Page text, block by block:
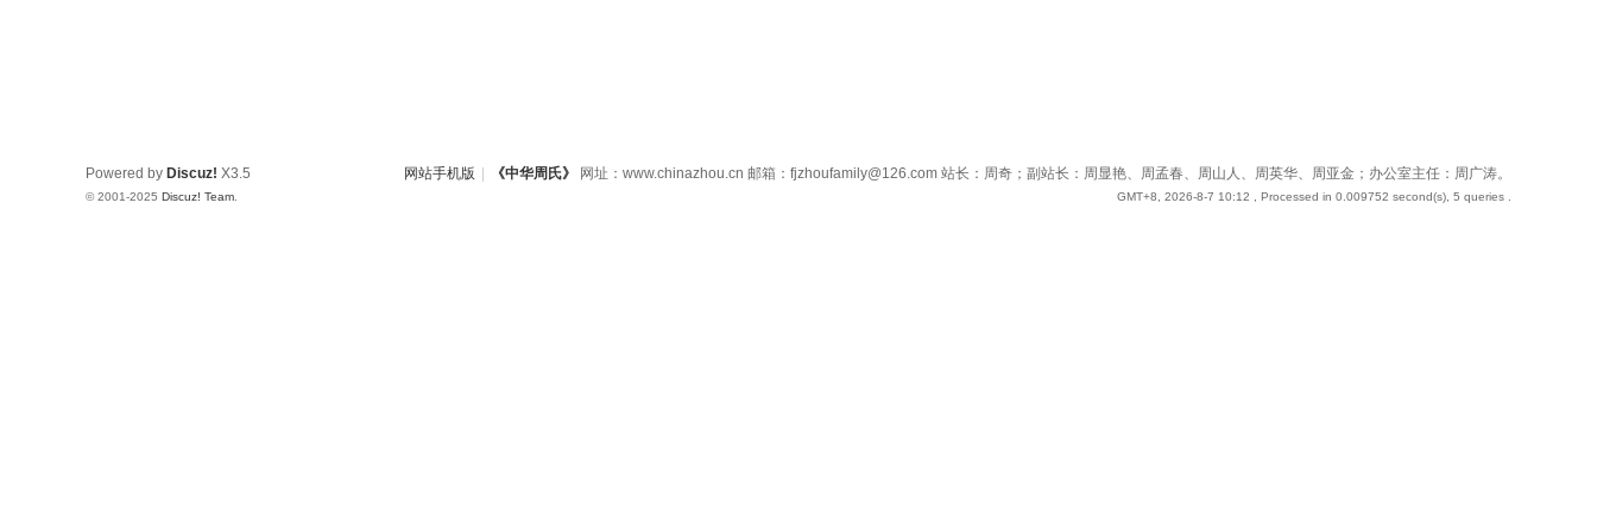
网站手机版 《中华周氏》 网址：www.chinazhou.cn 邮箱：fjzhoufamily@126.com 站长：周奇；副站长：周显艳、周孟春、周山人、周英华、周亚金；办公室主任：周广涛。
GMT+8, 2026-8-7 10:12 , Processed in 0.009752 second(s), 5 queries .
Powered by Discuz! X3.5
© 2001-2025 Discuz! Team